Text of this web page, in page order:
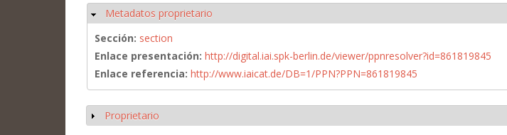
Ocultar
Metadatos proprietario
Sección: section
Enlace presentación: http://digital.iai.spk-berlin.de/viewer/ppnresolver?id=861819845
Enlace referencia: http://www.iaicat.de/DB=1/PPN?PPN=861819845
Mostrar
Proprietario